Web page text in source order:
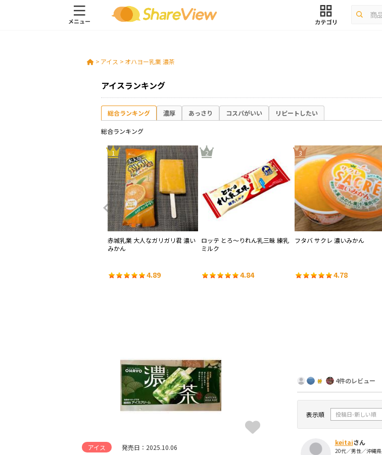
> アイス > オハヨー乳業 濃茶
アイスランキング
総合ランキング 濃厚 あっさり コスパがいい リピートしたい
総合ランキング
1
赤城乳業 大人なガリガリ君 濃い
みかん
4.89
2
ロッテ とろ～りれん乳三昧 練乳
ミルク
4.84
3
フタバ サクレ 濃いみかん
4.78
アイス 発売日：2025.10.06
4件のレビュー
表示順
keitaiさん
20代／男性／沖縄県